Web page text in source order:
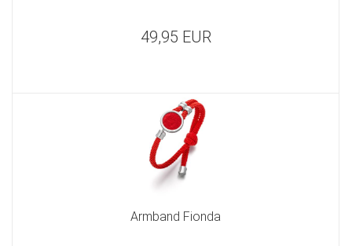
49,95 EUR
Armband Fionda